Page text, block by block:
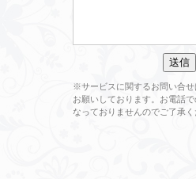
※サービスに関するお問い合せ
お願いしております。お電話
なっておりませんのでご了承く